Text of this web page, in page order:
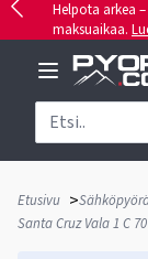
Helpota arkea
maksuaikaa.
Etusivu >
Santa Cruz Vala 1 C